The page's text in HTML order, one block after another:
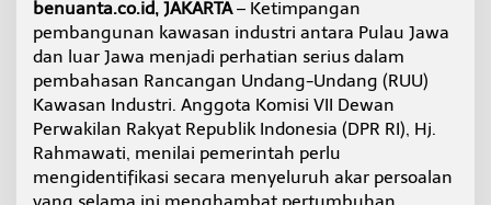
a
P
e
m
e
i
n
t
a
benuanta.co.id, JAKARTA– Ketimpangan
pembangunan kawasan industri antara Pulau Jawa
dan luar Jawa menjadi perhatian serius dalam
pembahasan Rancangan Undang-Undang (RUU)
Kawasan Industri. Anggota Komisi VII Dewan
Perwakilan Rakyat Republik Indonesia (DPR RI), Hj.
Rahmawati, menilai pemerintah perlu
mengidentifikasi secara menyeluruh akar persoalan